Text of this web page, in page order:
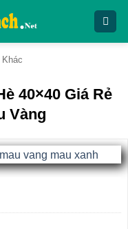
Khác
40×40 Giá Rẻ
Vàng